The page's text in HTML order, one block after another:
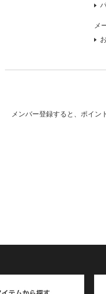
メ
メンバー登録すると、ポイン